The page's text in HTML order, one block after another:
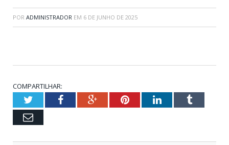
POR ADMINISTRADOR EM 6 DE JUNHO DE 2025
COMPARTILHAR:
TwitterFacebookGoogle+PinterestLinkedInTumblr
Email